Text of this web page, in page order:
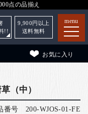
点の品揃え
menu
お気に入り
!!
9,900 円以上
送料無料
（中）
番号 200-WJOS-01-FE